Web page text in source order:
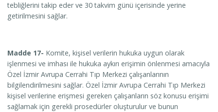
tebliğlerini takip eder ve 30 takvim günü içerisinde yerine
getirilmesini sağlar.
Madde 17- Komite, kişisel verilerin hukuka uygun olarak
işlenmesi ve imhası ile hukuka aykırı erişimin önlenmesi amacıyla
Özel İzmir Avrupa Cerrahi Tıp Merkezi çalışanlarının
bilgilendirilmesini sağlar. Özel İzmir Avrupa Cerrahi Tıp Merkezi
kişisel verilerine erişmesi gereken çalışanların söz konusu erişimi
sağlamak için gerekli prosedürler oluşturulur ve bunun